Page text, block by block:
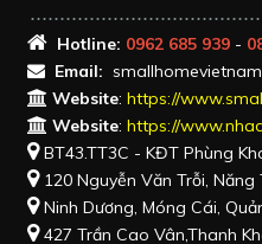
Hotline: 0962 685 939 -
Email:
Website: https://
Website: https://
BT43.TT3C - KĐT Phùng
120 Nguyễn Văn Trỗi,
Ninh Dương, Móng Cái,
427 Trần Cao Vân,Thanh